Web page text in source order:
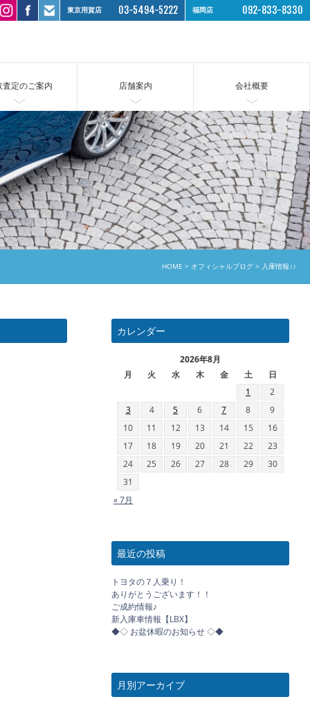
東京用賀店 03-5494-5222 福岡店 092-833-8330
査定のご案内 店舗案内 会社概要
HOME オフィシャルブログ 入庫情報♪♪
カレンダー
2026年8月
月
火 水 木 金 土
日
1
2
3
4 5 6 7 8
9
10
11 12 13 14 15
16
17
18 19 20 21 22
23
24
25 26 27 28 29
30
31
« 7月
最近の投稿
トヨタの７人乗り！
ありがとうございます！！
ご成約情報♪
新入庫車情報【LBX】
◆◇ お盆休暇のお知らせ ◇◆
月別アーカイブ